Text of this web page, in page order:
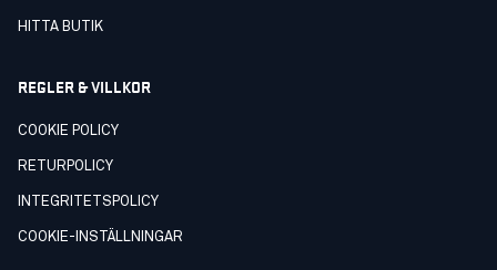
HITTA BUTIK
REGLER & VILLKOR
COOKIE POLICY
RETURPOLICY
INTEGRITETSPOLICY
COOKIE-INSTÄLLNINGAR